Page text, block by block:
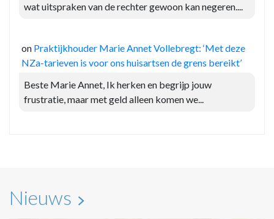
wat uitspraken van de rechter gewoon kan negeren....
on Praktijkhouder Marie Annet Vollebregt: ‘Met deze
NZa-tarieven is voor ons huisartsen de grens bereikt’
Beste Marie Annet, Ik herken en begrijp jouw
frustratie, maar met geld alleen komen we...
Nieuws